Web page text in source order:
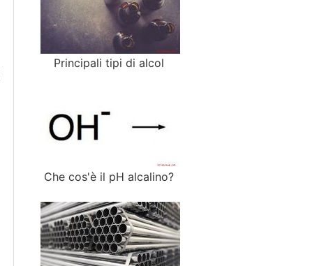
Principali tipi di alcol
Che cos'è il pH alcalino?